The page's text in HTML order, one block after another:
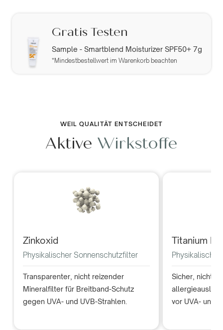
Gratis Testen
Sample - Smartblend Moisturizer SPF50+ 7g
*Mindestbestellwert im Warenkorb beachten
WEIL QUALITÄT ENTSCHEIDET
Aktive Wirkstoffe
Zinkoxid
Physikalischer Sonnenschutzfilter
Transparenter, nicht reizender
Mineralfilter für Breitband-Schutz
gegen UVA- und UVB-Strahlen.
Titanium
Sicher, nicht
vor UVA- und